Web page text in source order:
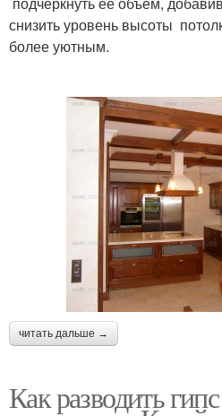
снизить уровень высоты
более уютным.
читать дальше →
Как разводить